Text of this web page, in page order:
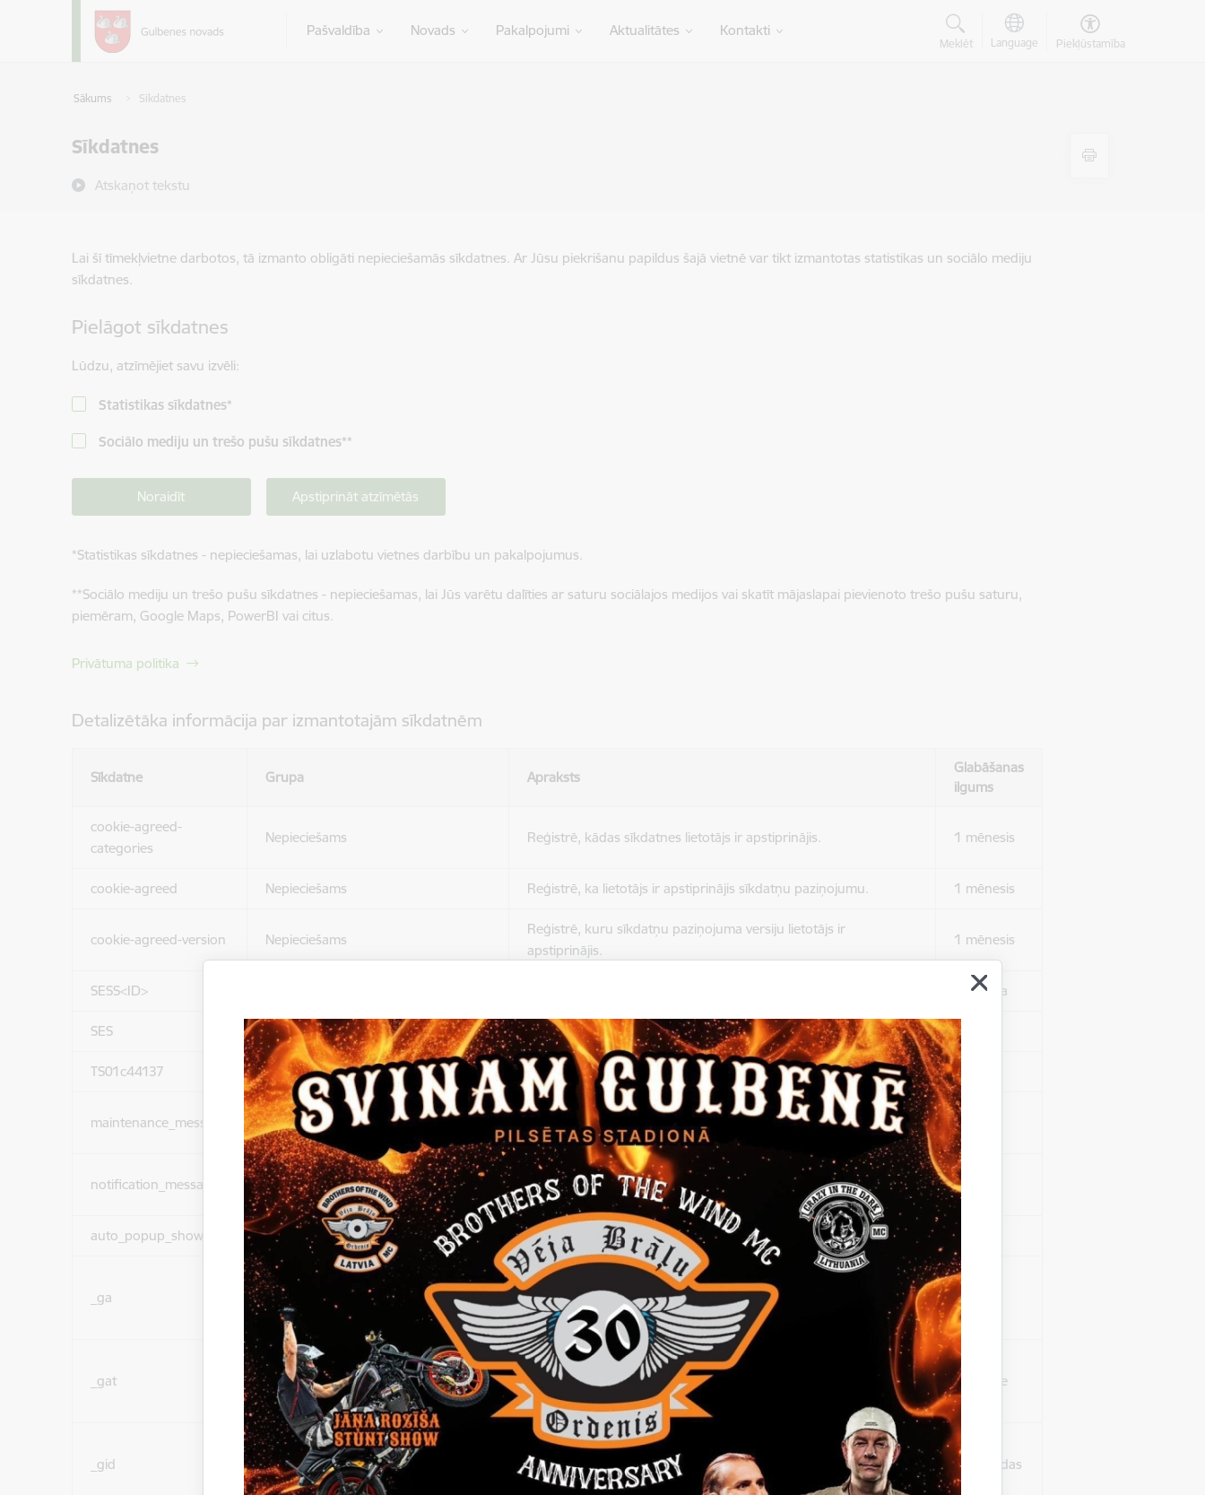
Pāriet uz lapas saturu
Pašvaldība Novads Pakalpojumi Aktualitātes Kontakti
Meklēt Language Piekļūstamība
Sākums Sīkdatnes
Sīkdatnes
Atskaņot tekstu
Lai šī tīmekļvietne darbotos, tā izmanto obligāti nepieciešamās sīkdatnes. Ar Jūsu piekrišanu papildus šajā vietnē var tikt izmantotas statistikas un sociālo mediju
sīkdatnes.
Pielāgot sīkdatnes
Lūdzu, atzīmējiet savu izvēli:
Statistikas sīkdatnes*
Sociālo mediju un trešo pušu sīkdatnes**
Noraidīt Apstiprināt atzīmētās
*Statistikas sīkdatnes - nepieciešamas, lai uzlabotu vietnes darbību un pakalpojumus.
**Sociālo mediju un trešo pušu sīkdatnes - nepieciešamas, lai Jūs varētu dalīties ar saturu sociālajos medijos vai skatīt mājaslapai pievienoto trešo pušu saturu,
piemēram, Google Maps, PowerBI vai citus.
Privātuma politika
Detalizētāka informācija par izmantotajām sīkdatnēm
Sīkdatne Grupa Apraksts
Glabāšanas
ilgums
cookie-agreed-
categories
Nepieciešams Reģistrē, kādas sīkdatnes lietotājs ir apstiprinājis. 1 mēnesis
cookie-agreed Nepieciešams Reģistrē, ka lietotājs ir apstiprinājis sīkdatņu paziņojumu. 1 mēnesis
cookie-agreed-version Nepieciešams
Reģistrē, kuru sīkdatņu paziņojuma versiju lietotājs ir
apstiprinājis.
1 mēnesis
SESS<ID> 1 stunda
SES Nepieciešams Sesijas uzturēšana no slodzes dalīšanas viedokļa. Sesija
TS01c44137 Nepieciešams Drošības politikas sesija. Sesija
maintenance_message Nepieciešams
Sīkdatne ir nepieciešama, lai visiem lietotājiem nerādītu
ziņojumus pēc tam, kad viņi ir izlasījuši un aizvēruši tos.
Sesija
notification_messages Nepieciešams
Sīkdatne ir nepieciešama, lai visiem lietotājiem nerādītu
ziņojumus pēc tam, kad viņi ir izlasījuši un aizvēruši tos.
Sesija
auto_popup_showed Nepieciešams Reģistrē, ka tiek parādīts modālais logs. Sesija
_ga
Statistikas sīkdatnes (nepieciešamas,
lai uzlabotu vietnes darbību un
pakalpojumus)
Reģistrē unikālu ID, kas tiek izmantots statistisko datu iegūšanai
par to, kā apmeklētājs izmanto vietni.
2 gadi
_gat
Statistikas sīkdatnes (nepieciešamas,
lai uzlabotu vietnes darbību un
pakalpojumus)
Izmanto Google Analytics, lai samazinātu pieprasījuma līmeni. 1 minūte
_gid
Statistikas sīkdatnes (nepieciešamas,
lai uzlabotu vietnes darbību un
pakalpojumus)
Reģistrē unikālu ID, kas tiek izmantots statistisko datu iegūšanai
par to, kā apmeklētājs izmanto vietni.
24 stundas